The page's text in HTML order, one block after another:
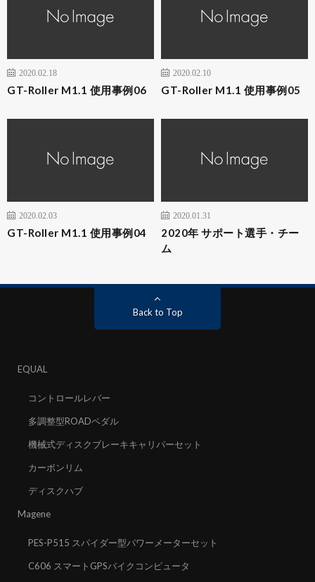
2020.02.18
GT-Roller M1.1 使用事例06
2020.02.10
GT-Roller M1.1 使用事例05
2020.02.03
GT-Roller M1.1 使用事例04
2020.01.31
2020年 サポート選手・チー
ム
Back to Top
EQUAL
コントロールレバー
多調整型ROADペダル
機械式ディスクブレーキキャリパーセット
カーボンリム
ディスクハブ
Magene
PES-P515 スパイダー型パワーメーターセット
C606 スマートGPSバイクコンピュータ